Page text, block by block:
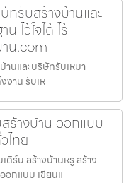
ทรับสร้างบ้านและ
ไว้ใจได้ ไร้
น.com
นและบริษัทรับเหมา
งาน รับเห
ร้างบ้าน ออกแบบ
ไทย
ดิร์น สร้างบ้านหรู สร้าง
อกแบบ เขียนแ